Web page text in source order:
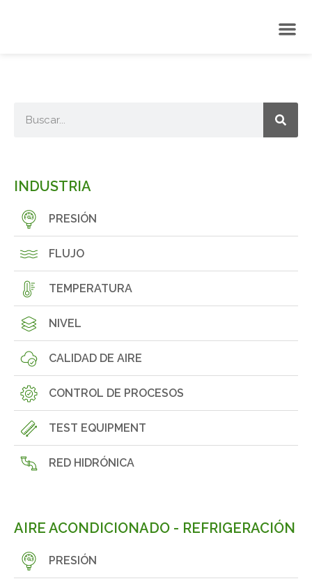
INDUSTRIA
PRESIÓN
FLUJO
TEMPERATURA
NIVEL
CALIDAD DE AIRE
CONTROL DE PROCESOS
TEST EQUIPMENT
RED HIDRÓNICA
AIRE ACONDICIONADO - REFRIGERACIÓN
PRESIÓN